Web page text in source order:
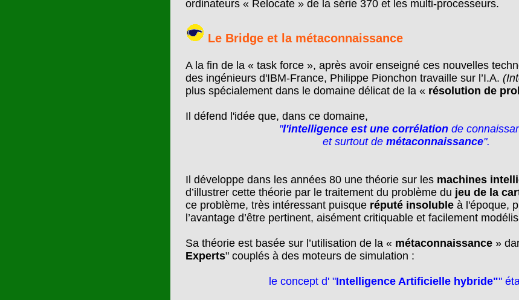
ordinateurs « Relocate » de la série 370 et les multi-processeurs.
Le Bridge et la métaconnaissance
A la fin de la « task force », après avoir enseigné ces nouvelles
des ingénieurs d'IBM-France, Philippe Pionchon travaille sur l’I.A.
plus spécialement dans le domaine délicat de la « résolution de
Il défend l'idée que, dans ce domaine,
"l'intelligence est une corrélation de
et surtout de métaconnaissance".
Il développe dans les années 80 une théorie sur les machines
d’illustrer cette théorie par le traitement du problème du jeu de la
ce problème, très intéressant puisque réputé insoluble à l'époque,
l’avantage d’être pertinent, aisément critiquable et facilement
Sa théorie est basée sur l’utilisation de la « métaconnaissance »
Experts" couplés à des moteurs de simulation :
le concept d' "Intelligence Artificielle hybride""